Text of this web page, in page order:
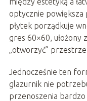
optycznie powiększa
płytek porządkuje
gres 60×60, ułożony
„otworzyć”
Jednocześnie ten
glazurnik nie
przenoszenia